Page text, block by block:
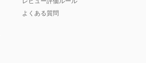
よくある質問